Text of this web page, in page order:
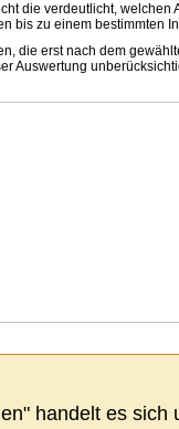
die verdeutlicht, welchen
bis zu einem bestimmten
die erst nach dem
Auswertung
handelt es sich